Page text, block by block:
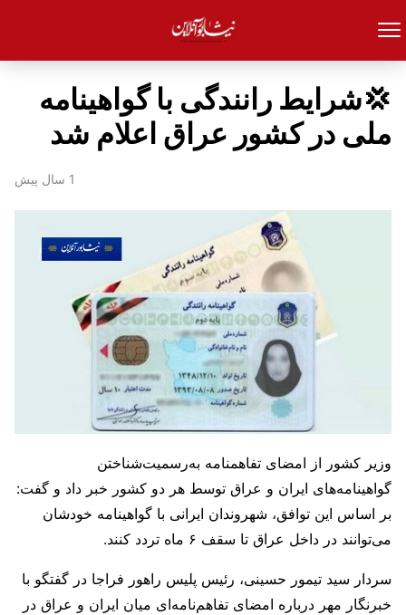
💢شرایط رانندگی با گواهینامه
ملی در کشور عراق اعلام شد
1 سال پیش
وزیر کشور از امضای تفاهمنامه به‌رسمیت‌شناختن
گواهینامه‌های ایران و عراق توسط هر دو کشور خبر داد و گفت:
بر اساس این توافق، شهروندان ایرانی با گواهینامه خودشان
می‌توانند در داخل عراق تا سقف ۶ ماه تردد کنند.
سردار سید تیمور حسینی، رئیس پلیس راهور فراجا در گفتگو با
خبرنگار مهر درباره امضای تفاهم‌نامه‌ای میان ایران و عراق در